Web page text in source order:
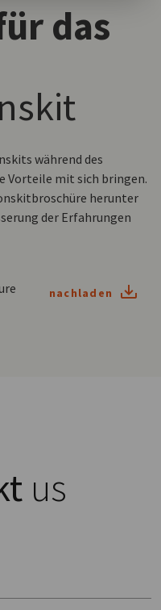
das
während des
Vorteile mit sich bringen.
herunter
der Erfahrungen
nachladen
us